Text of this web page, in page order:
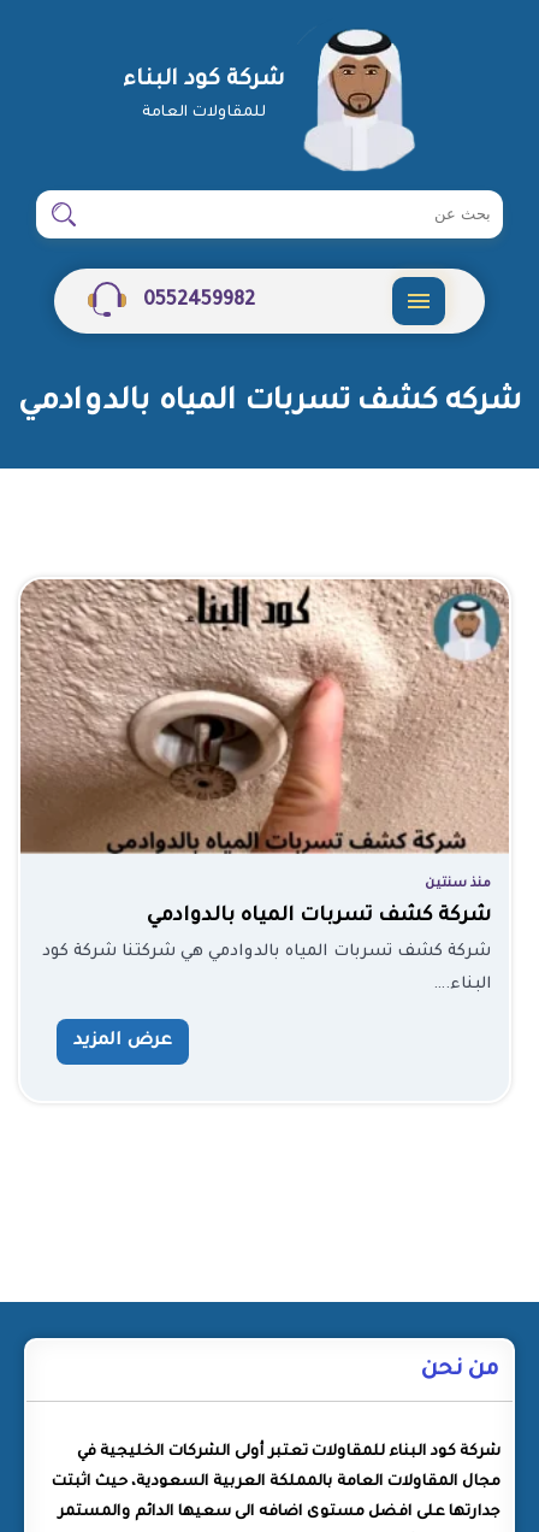
شركة كود البناء
للمقاولات العامة
ابحث
شركة
ابحث
0552459982
شركه كشف تسربات المياه بالدوادمي
منذ سنتين
شركة كشف تسربات المياه بالدوادمي
شركة كشف تسربات المياه بالدوادمي هي شركتنا شركة كود
البناء.…
عرض المزيد
من نحن
شركة كود البناء للمقاولات تعتبر أولى الشركات الخليجية في
مجال المقاولات العامة بالمملكة العربية السعودية، حيث اثبتت
جدارتها على افضل مستوى اضافه الى سعيها الدائم والمستمر